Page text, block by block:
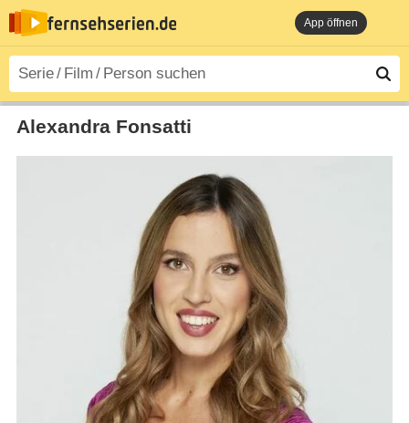
App öffnen
Alexandra Fonsatti